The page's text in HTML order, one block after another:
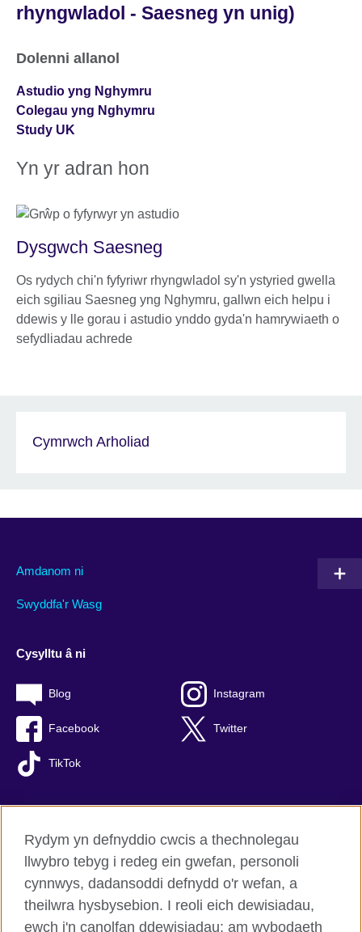
rhyngwladol - Saesneg yn unig)
Dolenni allanol
Astudio yng Nghymru
Colegau yng Nghymru
Study UK
Yn yr adran hon
Dysgwch Saesneg
Os rydych chi'n fyfyriwr rhyngwladol sy'n ystyried gwella
eich sgiliau Saesneg yng Nghymru, gallwn eich helpu i
ddewis y lle gorau i astudio ynddo gyda'n hamrywiaeth o
sefydliadau achrede
Cymrwch Arholiad
Amdanom ni
Swyddfa'r Wasg
Cysylltu â ni
Blog Instagram
Facebook Twitter
TikTok
British Council Byd-eang
Preifatrwydd a thelerau defnyddio
Hygyrchedd
Rydym yn defnyddio cwcis a thechnolegau
llwybro tebyg i redeg ein gwefan, personoli
cynnwys, dadansoddi defnydd o'r wefan, a
theilwra hysbysebion. I reoli eich dewisiadau,
ewch i'n canolfan ddewisiadau; am wybodaeth